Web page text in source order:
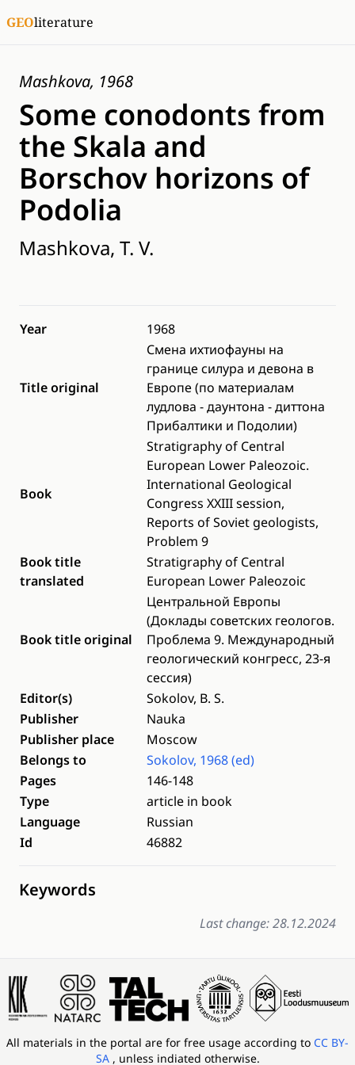
GEOliterature
Mashkova, 1968
Some conodonts from
the Skala and
Borschov horizons of
Podolia
Mashkova, T. V.
Year 1968
Title original
Смена ихтиофауны на
границе силура и девона в
Европе (по материалам
лудлова - даунтона - диттона
Прибалтики и Подолии)
Book
Stratigraphy of Central
European Lower Paleozoic.
International Geological
Congress XXIII session,
Reports of Soviet geologists,
Problem 9
Book title
translated
Stratigraphy of Central
European Lower Paleozoic
Book title original
Центральной Европы
(Доклады советских геологов.
Проблема 9. Международный
геологический конгресс, 23-я
сессия)
Editor(s)
Sokolov, B. S.
Publisher
Nauka
Publisher place
Moscow
Belongs to
Sokolov, 1968 (ed)
Pages
146-148
Type
article in book
Language
Russian
Id
46882
Keywords
Last change: 28.12.2024
All materials in the portal are for free usage according to CC BY-
SA , unless indiated otherwise.